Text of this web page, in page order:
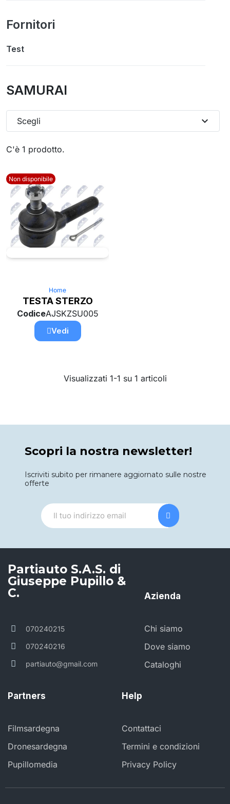
Fornitori
Test
SAMURAI
C'è 1 prodotto.
Scegli expand_more
Non disponibile
Home
TESTA STERZO
CodiceAJSKZSU005
Vedi
Visualizzati 1-1 su 1 articoli
Scopri la nostra newsletter!
Iscriviti subito per rimanere aggiornato sulle nostre
offerte
Partiauto S.A.S. di
Giuseppe Pupillo &
C.
070240215
070240216
partiauto@gmail.com
Azienda
Chi siamo
Dove siamo
Cataloghi
Partners
Filmsardegna
Dronesardegna
Pupillomedia
Help
Contattaci
Termini e condizioni
Privacy Policy